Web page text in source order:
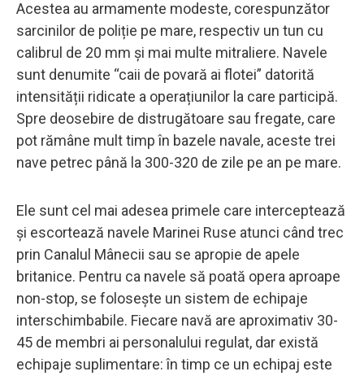
Acestea au armamente modeste, corespunzător
sarcinilor de poliție pe mare, respectiv un tun cu
calibrul de 20 mm și mai multe mitraliere. Navele
sunt denumite “caii de povară ai flotei” datorită
intensității ridicate a operațiunilor la care participă.
Spre deosebire de distrugătoare sau fregate, care
pot rămâne mult timp în bazele navale, aceste trei
nave petrec până la 300-320 de zile pe an pe mare.
Ele sunt cel mai adesea primele care interceptează
și escortează navele Marinei Ruse atunci când trec
prin Canalul Mânecii sau se apropie de apele
britanice. Pentru ca navele să poată opera aproape
non-stop, se folosește un sistem de echipaje
interschimbabile. Fiecare navă are aproximativ 30-
45 de membri ai personalului regulat, dar există
echipaje suplimentare: în timp ce un echipaj este